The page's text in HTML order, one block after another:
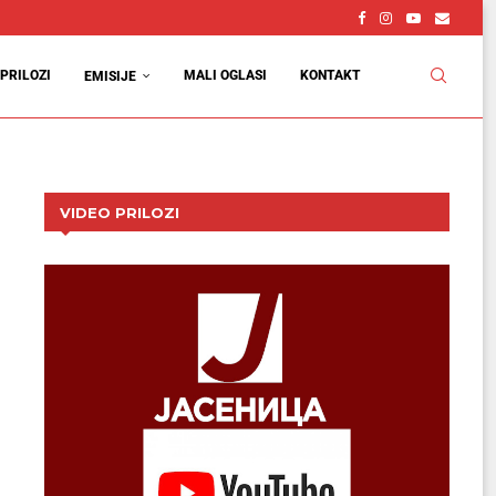
PRILOZI EMISIJE MALI OGLASI KONTAKT
VIDEO PRILOZI